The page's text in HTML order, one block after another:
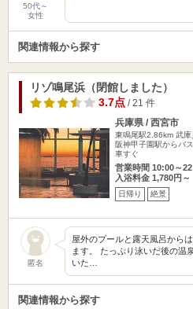
50代～
女性
関連情報から探す
リゾ鳴尾浜（閉館しました）
3.7点/ 21 件
兵庫県 / 西宮市
東鳴尾駅2.86km 武庫
阪神甲子園駅からバ
車すぐ
営業時間 10:00～
入浴料金 1,780円～
日帰り 絶景
匿名
屋外のプールと露天風呂から
ます。 たっぷり泳いだ後の温
いた…
関連情報から探す